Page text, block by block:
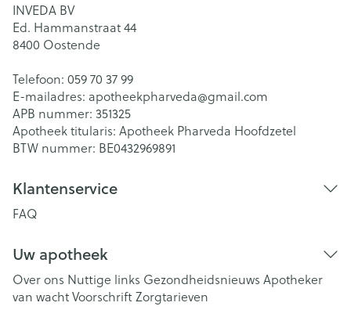
INVEDA BV
Ed. Hammanstraat 44
8400 Oostende
Telefoon: 059 70 37 99
E-mailadres: apotheekpharveda@gmail.com
APB nummer: 351325
Apotheek titularis: Apotheek Pharveda Hoofdzetel
BTW nummer: BE0432969891
Klantenservice
FAQ
Uw apotheek
Over ons Nuttige links Gezondheidsnieuws Apotheker
van wachtVoorschriftZorgtarieven